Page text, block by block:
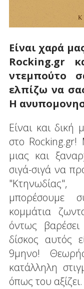
Είναι χαρά
Rocking.gr
ντεμπούτο
ελπίζω να
Η
Είναι και δική
στο
μιας και
σιγά-σιγά να
μπορέσουμε
κομμάτια
όντως
δίσκος αυτός
9μηνο!
κατάλληλη
όπως του αξίζει.